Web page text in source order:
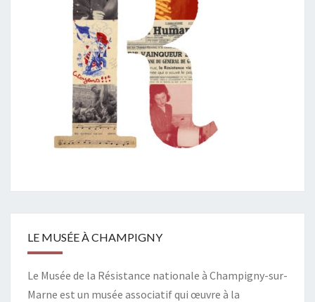
LE MUSÉE À CHAMPIGNY
Le Musée de la Résistance nationale à Champigny-sur-
Marne est un musée associatif qui œuvre à la